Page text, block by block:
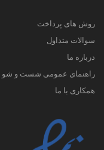
روش های پرداخت
سوالات متداول
درباره ما
راهنمای عمومی شست و شو
همکاری با ما